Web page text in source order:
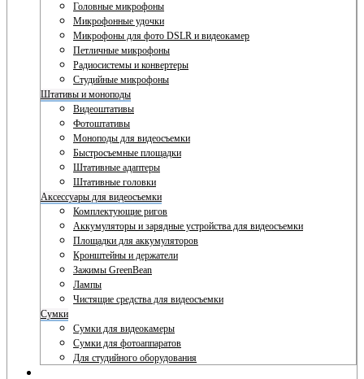
Головные микрофоны
Микрофонные удочки
Микрофоны для фото DSLR и видеокамер
Петличные микрофоны
Радиосистемы и конвертеры
Студийные микрофоны
Штативы и моноподы
Видеоштативы
Фотоштативы
Моноподы для видеосъемки
Быстросъемные площадки
Штативные адаптеры
Штативные головки
Аксессуары для видеосъемки
Комплектующие ригов
Аккумуляторы и зарядные устройства для видеосъемки
Площадки для аккумуляторов
Кронштейны и держатели
Зажимы GreenBean
Лампы
Чистящие средства для видеосъемки
Сумки
Сумки для видеокамеры
Сумки для фотоаппаратов
Для студийного оборудования